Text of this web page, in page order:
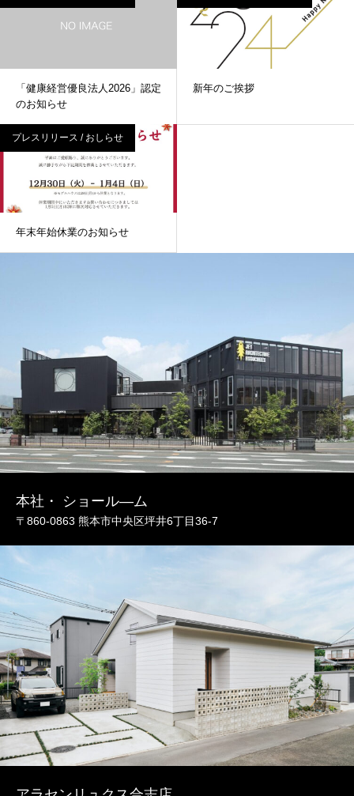
「健康経営優良法人2026」認定
のお知らせ
新年のご挨拶
プレスリリース / おしらせ
年末年始休業のお知らせ
本社・ ショール―ム
〒860-0863 熊本市中央区坪井6丁目36-7